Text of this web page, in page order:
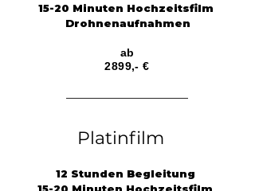
15-20 Minuten Hochzeitsfilm
Drohnenaufnahmen
ab
2899,- €
Platinfilm
12 Stunden Begleitung